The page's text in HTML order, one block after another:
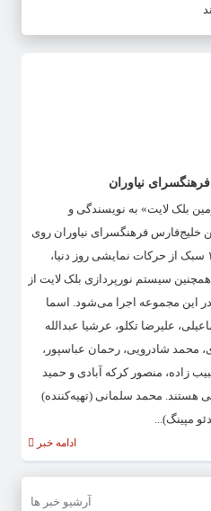
نیاوران
بلک لایت» به نویسندگی و
خلیج‌فارس فرهنگسرای نیاوران روی
صحنه رفت. این نمایش با اجرای ۱۱ سبک از حرکات نمایشی روز دنیا،
سیستم نورپردازی بلک لایت از
دوم تا بیست و ششم تیرماه 1402 در این مجموعه اجرا می‌شود. اسما
علیرضا تکلو، عرشیا عبدالله
شادرویی، ‌رحمان عباسپور،
زاده، منصور کرکه آبادی و حمید
هستند. محمد سلمانی (تهیه‌کننده)
مپینگ)...
ادامه خبر
آرشیو خبر ها